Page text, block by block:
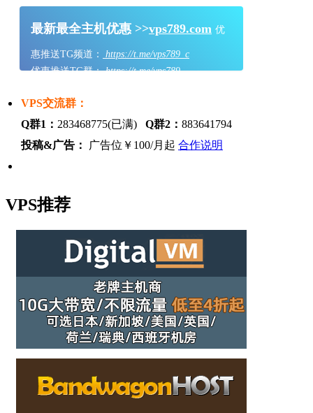
最新最全主机优惠 >>vps789.com 优
惠推送TG频道：
https://t.me/vps789_c
优惠推送TG群：https://t.me/vps789
VPS交流群：
Q群1： 283468775(已满) Q群2： 883641794
投稿&广告：
广告位￥100/月起 合作说明
VPS推荐